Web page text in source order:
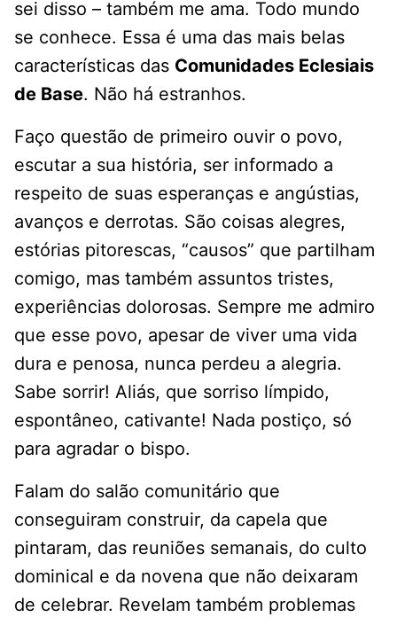
sei disso – também me ama. Todo mundo
se conhece. Essa é uma das mais belas
características das Comunidades Eclesiais
de Base. Não há estranhos.
Faço questão de primeiro ouvir o povo,
escutar a sua história, ser informado a
respeito de suas esperanças e angústias,
avanços e derrotas. São coisas alegres,
estórias pitorescas, “causos” que partilham
comigo, mas também assuntos tristes,
experiências dolorosas. Sempre me admiro
que esse povo, apesar de viver uma vida
dura e penosa, nunca perdeu a alegria.
Sabe sorrir! Aliás, que sorriso límpido,
espontâneo, cativante! Nada postiço, só
para agradar o bispo.
Falam do salão comunitário que
conseguiram construir, da capela que
pintaram, das reuniões semanais, do culto
dominical e da novena que não deixaram
de celebrar. Revelam também problemas